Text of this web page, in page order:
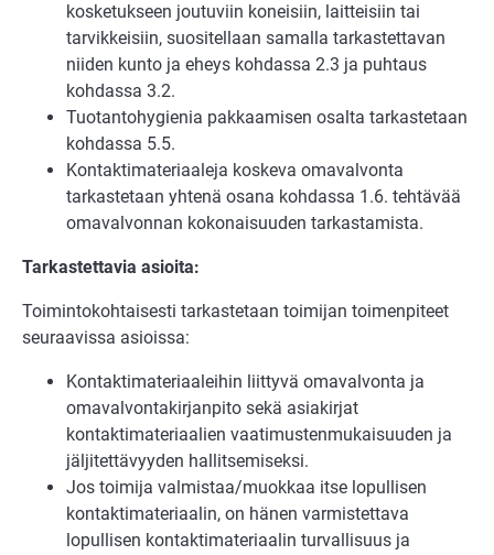
kosketukseen joutuviin koneisiin, laitteisiin tai
tarvikkeisiin, suositellaan samalla tarkastettavan
niiden kunto ja eheys kohdassa 2.3 ja puhtaus
kohdassa 3.2.
Tuotantohygienia pakkaamisen osalta tarkastetaan
kohdassa 5.5.
Kontaktimateriaaleja koskeva omavalvonta
tarkastetaan yhtenä osana kohdassa 1.6. tehtävää
omavalvonnan kokonaisuuden tarkastamista.
Tarkastettavia asioita:
Toimintokohtaisesti tarkastetaan toimijan toimenpiteet
seuraavissa asioissa:
Kontaktimateriaaleihin liittyvä omavalvonta ja
omavalvontakirjanpito sekä asiakirjat
kontaktimateriaalien vaatimustenmukaisuuden ja
jäljitettävyyden hallitsemiseksi.
Jos toimija valmistaa/muokkaa itse lopullisen
kontaktimateriaalin, on hänen varmistettava
lopullisen kontaktimateriaalin turvallisuus ja